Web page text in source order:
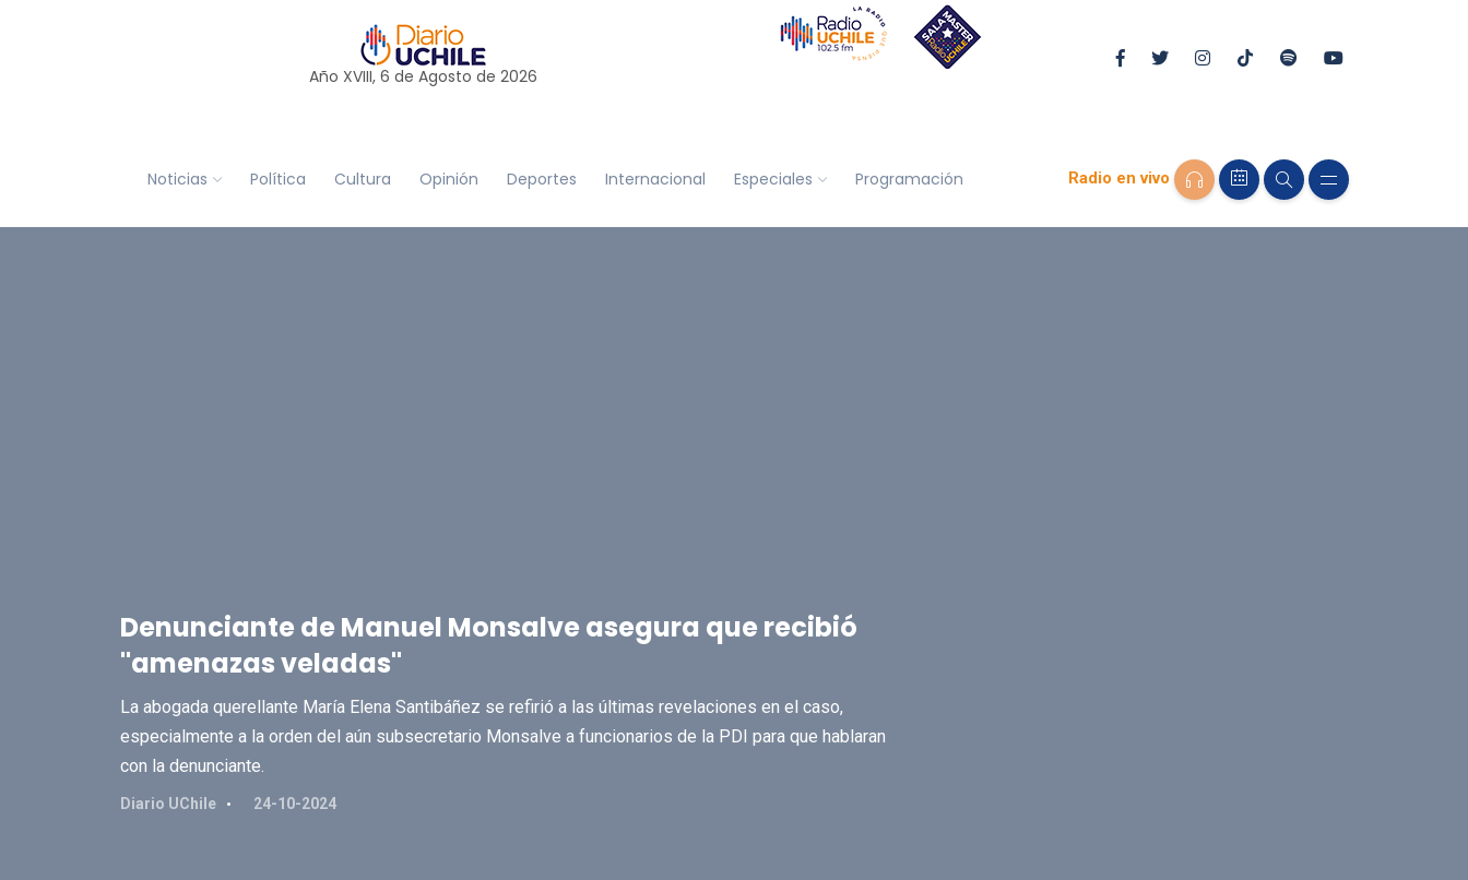
Año XVIII, 6 de Agosto de 2026
Noticias Política Cultura Opinión Deportes Internacional Especiales Programación Radio en vivo
Denunciante de Manuel Monsalve asegura que recibió
"amenazas veladas"
La abogada querellante María Elena Santibáñez se refirió a las últimas revelaciones en el caso,
especialmente a la orden del aún subsecretario Monsalve a funcionarios de la PDI para que hablaran
con la denunciante.
Diario UChile 24-10-2024